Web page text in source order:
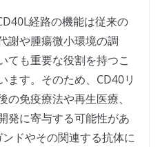
経路の機能は従来の
謝や腫瘍微小環境の調
ても重要な役割を持つこ
ます。そのため、CD40リ
免疫療法や再生医療、
発に寄与する可能性があ
ドやその関連する抗体に